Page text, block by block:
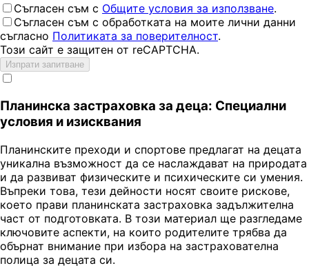
Съгласен съм с Общите условия за използване.
Съгласен съм с обработката на моите лични данни
съгласно Политиката за поверителност.
Този сайт е защитен от reCAPTCHA.
Изпрати запитване
Планинска застраховка за деца: Специални
условия и изисквания
Планинските преходи и спортове предлагат на децата
уникална възможност да се наслаждават на природата
и да развиват физическите и психическите си умения.
Въпреки това, тези дейности носят своите рискове,
което прави планинската застраховка задължителна
част от подготовката. В този материал ще разгледаме
ключовите аспекти, на които родителите трябва да
обърнат внимание при избора на застрахователна
полица за децата си.